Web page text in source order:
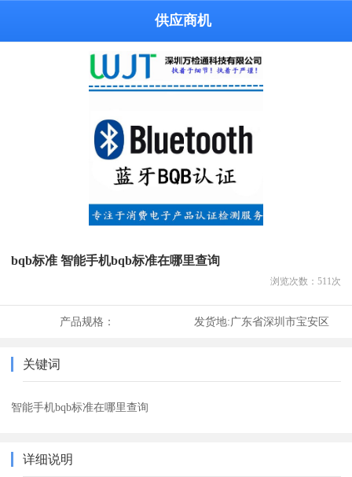
供应商机
bqb标准 智能手机bqb标准在哪里查询
浏览次数： 511 次
产品规格： 发货地:广东省深圳市宝安区
关键词
智能手机bqb标准在哪里查询
详细说明